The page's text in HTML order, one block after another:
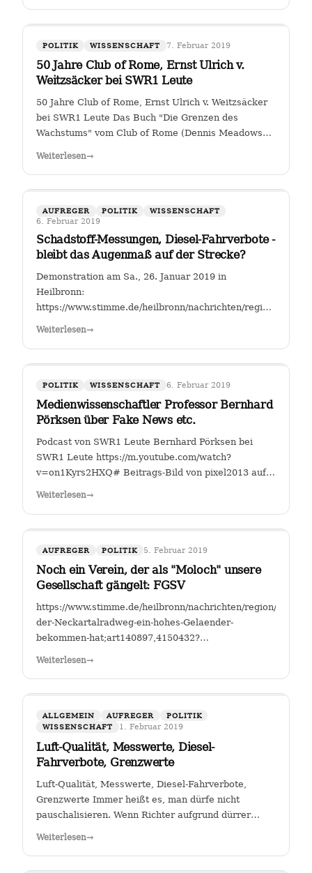
POLITIK WISSENSCHAFT 7. Februar 2019
50 Jahre Club of Rome, Ernst Ulrich v.
Weitzsäcker bei SWR1 Leute
50 Jahre Club of Rome, Ernst Ulrich v. Weitzsäcker
bei SWR1 Leute Das Buch "Die Grenzen des
Wachstums" vom Club of Rome (Dennis Meadows
Weiterlesen→
AUFREGER POLITIK WISSENSCHAFT
6. Februar 2019
Schadstoff-Messungen, Diesel-Fahrverbote -
bleibt das Augenmaß auf der Strecke?
Demonstration am Sa., 26. Januar 2019 in
Heilbronn:
https://www.stimme.de/heilbronn/nachrichten/region/
Fahrverbote-Proteststimmung-
Weiterlesen→
POLITIK WISSENSCHAFT 6. Februar 2019
Medienwissenschaftler Professor Bernhard
Pörksen über Fake News etc.
Podcast von SWR1 Leute Bernhard Pörksen bei
SWR1 Leute https://m.youtube.com/watch?
v=on1Kyrs2HXQ# Beitrags-Bild von pixel2013 auf
Weiterlesen→
AUFREGER POLITIK 5. Februar 2019
Noch ein Verein, der als "Moloch" unsere
Gesellschaft gängelt: FGSV
https://www.stimme.de/heilbronn/nachrichten/region/Warum-
der-Neckartalradweg-ein-hohes-Gelaender-
bekommen-hat;art140897,4150432?
Weiterlesen→
ALLGEMEIN AUFREGER
POLITIK
WISSENSCHAFT
1. Februar 2019
Luft-Qualität, Messwerte, Diesel-
Fahrverbote, Grenzwerte
Luft-Qualität, Messwerte, Diesel-Fahrverbote,
Grenzwerte Immer heißt es, man dürfe nicht
pauschalisieren. Wenn Richter aufgrund dürrer
Weiterlesen→